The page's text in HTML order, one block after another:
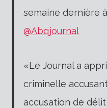
semaine dernière
@Abqjournal
«Le Journal a
criminelle
accusation de